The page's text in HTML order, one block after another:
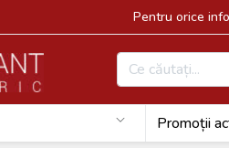
Pentru orice
Promoții